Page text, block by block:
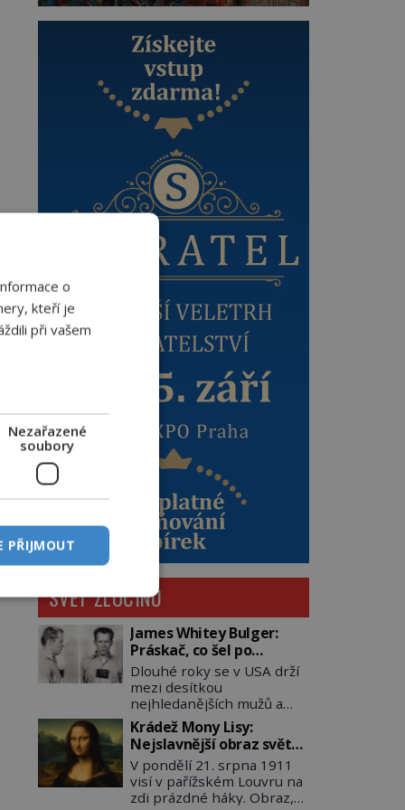
SVĚT ZLOČINU
James Whitey Bulger:
Práskač, co šel po
práskačích
Dlouhé roky se v USA drží
mezi desítkou
nejhledanějších mužů a
dopracuje to až na číslo
dvě – hned po Usámovi bin
Ládinovi (1957–2011). To je
James „Whitey“ Bulger
(1929–2018) viněný ze
spoluúčasti na 19
Krádež Mony Lisy:
Nejslavnější obraz světa
zůstane dva roky
nezvěstný
V pondělí 21. srpna 1911
visí v pařížském Louvru na
zdi prázdné háky. Obraz,
o
kteří je
při vašem
Nezařazené
soubory
PŘIJMOUT